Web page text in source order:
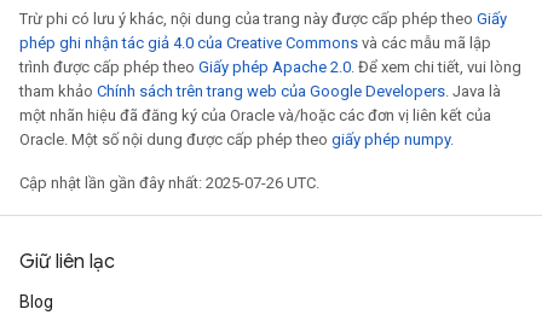
Trừ phi có lưu ý khác, nội dung của trang này được cấp phép theo Giấy
phép ghi nhận tác giả 4.0 của Creative Commons và các mẫu mã lập
trình được cấp phép theo Giấy phép Apache 2.0. Để xem chi tiết, vui lòng
tham khảo Chính sách trên trang web của Google Developers. Java là
một nhãn hiệu đã đăng ký của Oracle và/hoặc các đơn vị liên kết của
Oracle. Một số nội dung được cấp phép theo giấy phép numpy.
Cập nhật lần gần đây nhất: 2025-07-26 UTC.
Giữ liên lạc
Blog